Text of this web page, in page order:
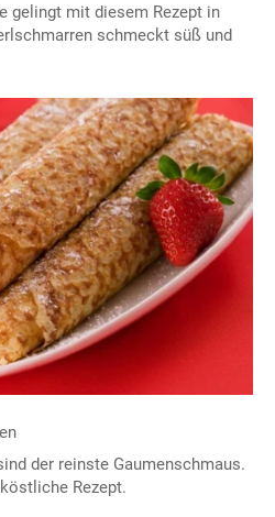
gelingt mit diesem Rezept in
schmeckt süß und
der reinste Gaumenschmaus.
Rezept.